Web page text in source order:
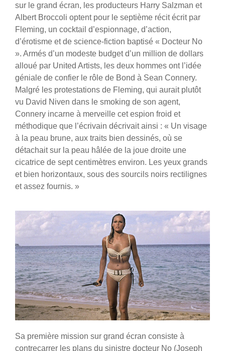
sur le grand écran, les producteurs Harry Salzman et
Albert Broccoli optent pour le septième récit écrit par
Fleming, un cocktail d’espionnage, d’action,
d’érotisme et de science-fiction baptisé « Docteur No
». Armés d’un modeste budget d’un million de dollars
alloué par United Artists, les deux hommes ont l’idée
géniale de confier le rôle de Bond à Sean Connery.
Malgré les protestations de Fleming, qui aurait plutôt
vu David Niven dans le smoking de son agent,
Connery incarne à merveille cet espion froid et
méthodique que l’écrivain décrivait ainsi : « Un visage
à la peau brune, aux traits bien dessinés, où se
détachait sur la peau hâlée de la joue droite une
cicatrice de sept centimètres environ. Les yeux grands
et bien horizontaux, sous des sourcils noirs rectilignes
et assez fournis. »
Sa première mission sur grand écran consiste à
contrecarrer les plans du sinistre docteur No (Joseph